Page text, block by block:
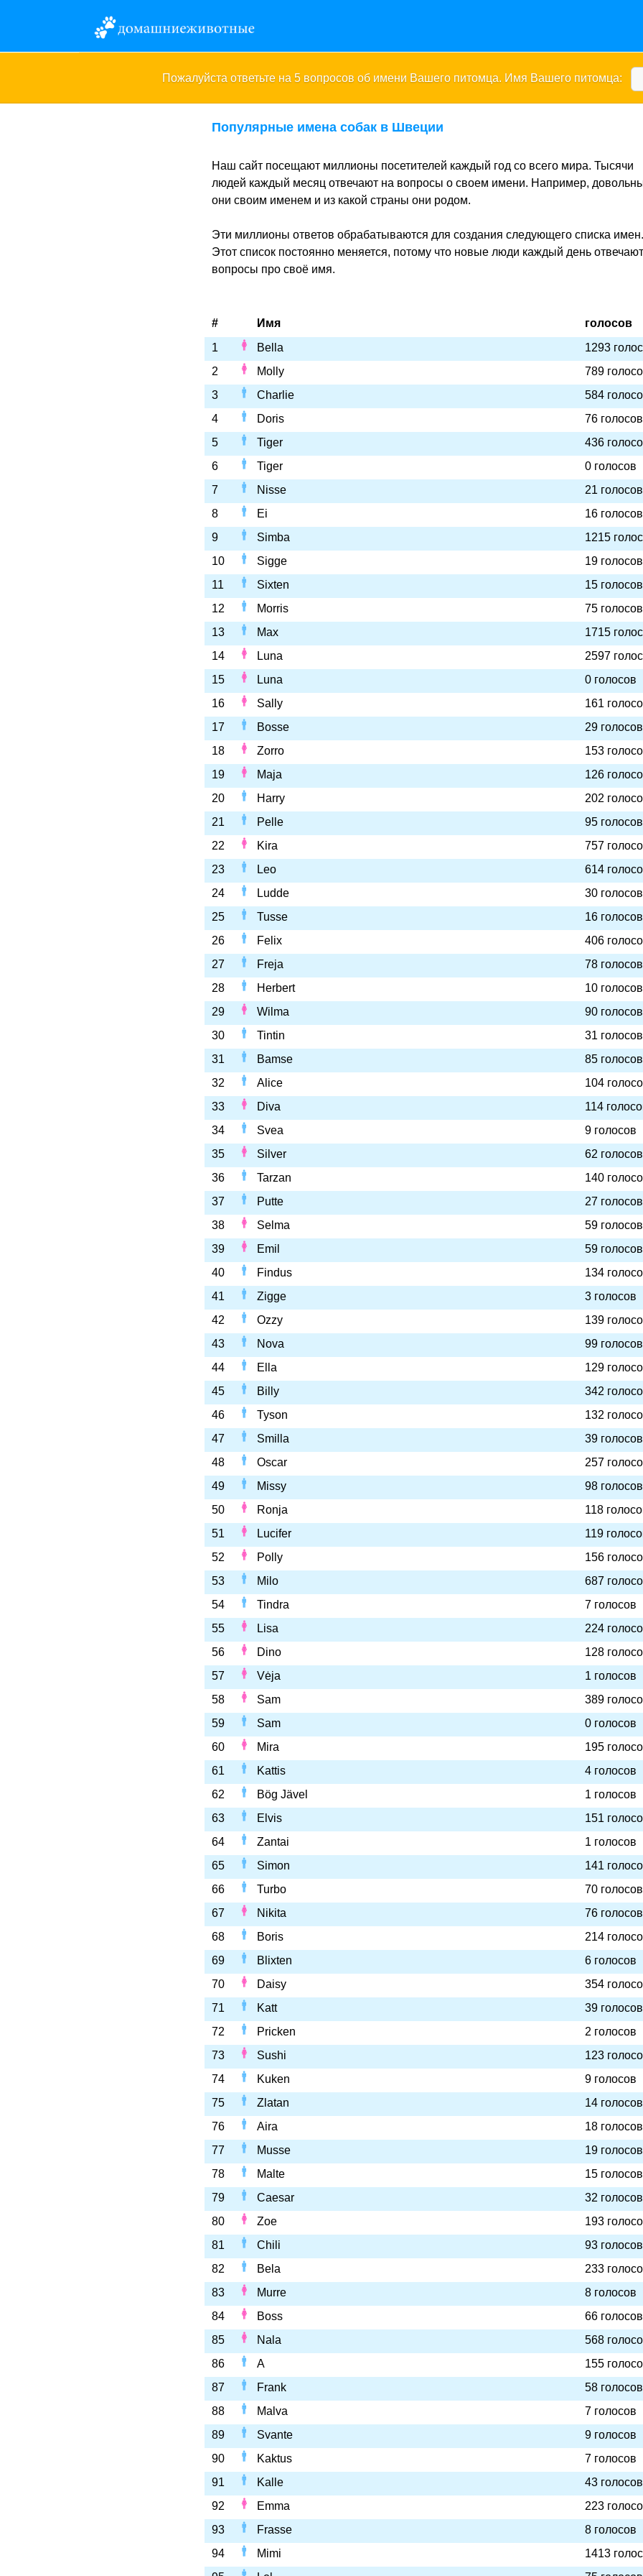
Пожалуйста ответьте на 5 вопросов об имени Вашего питомца. Имя Вашего питомца:
Популярные имена собак в Швеции
Наш сайт посещают миллионы посетителей каждый год со всего мира. Тысячи
людей каждый месяц отвечают на вопросы о своем имени. Например,
они своим именем и из какой страны они родом.
Эти миллионы ответов обрабатываются для создания следующего списка имен.
Этот список постоянно меняется, потому что новые люди каждый день
вопросы про своё имя.
# Имя
голосов
1
Bella
1293
2
Molly
789
3
Charlie
584
4
Doris
76 голосов
5
Tiger
436
6
Tiger
0 голосов
7
Nisse
21 голосов
8
Ei
16 голосов
9
Simba
1215
10
Sigge
19 голосов
11
Sixten
15 голосов
12
Morris
75 голосов
13
Max
1715
14
Luna
2597
15
Luna
0 голосов
16
Sally
161
17
Bosse
29 голосов
18
Zorro
153
19
Maja
126
20
Harry
202
21
Pelle
95 голосов
22
Kira
757
23
Leo
614
24
Ludde
30 голосов
25
Tusse
16 голосов
26
Felix
406
27
Freja
78 голосов
28
Herbert
10 голосов
29
Wilma
90 голосов
30
Tintin
31 голосов
31
Bamse
85 голосов
32
Alice
104
33
Diva
114
34
Svea
9 голосов
35
Silver
62 голосов
36
Tarzan
140
37
Putte
27 голосов
38
Selma
59 голосов
39
Emil
59 голосов
40
Findus
134
41
Zigge
3 голосов
42
Ozzy
139
43
Nova
99 голосов
44
Ella
129
45
Billy
342
46
Tyson
132
47
Smilla
39 голосов
48
Oscar
257
49
Missy
98 голосов
50
Ronja
118
51
Lucifer
119
52
Polly
156
53
Milo
687
54
Tindra
7 голосов
55
Lisa
224
56
Dino
128
57
Vėja
1 голосов
58
Sam
389
59
Sam
0 голосов
60
Mira
195
61
Kattis
4 голосов
62
Bög Jävel
1 голосов
63
Elvis
151
64
Zantai
1 голосов
65
Simon
141
66
Turbo
70 голосов
67
Nikita
76 голосов
68
Boris
214
69
Blixten
6 голосов
70
Daisy
354
71
Katt
39 голосов
72
Pricken
2 голосов
73
Sushi
123
74
Kuken
9 голосов
75
Zlatan
14 голосов
76
Aira
18 голосов
77
Musse
19 голосов
78
Malte
15 голосов
79
Caesar
32 голосов
80
Zoe
193
81
Chili
93 голосов
82
Bela
233
83
Murre
8 голосов
84
Boss
66 голосов
85
Nala
568
86
A
155
87
Frank
58 голосов
88
Malva
7 голосов
89
Svante
9 голосов
90
Kaktus
7 голосов
91
Kalle
43 голосов
92
Emma
223
93
Frasse
8 голосов
94
Mimi
1413